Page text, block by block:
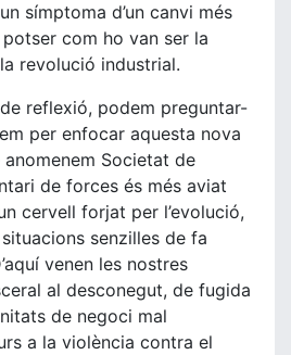
símptoma d’un canvi més
com ho van ser la
revolució industrial.
reflexió, podem preguntar-
per enfocar aquesta nova
Societat de
de forces és més aviat
cervell forjat per l’evolució,
senzilles de fa
venen les nostres
al desconegut, de fugida
de negoci mal
a la violència contra el